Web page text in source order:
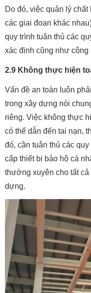
Do đó, việc quản lý
các giai đoạn khác
quy trình tuân thủ các
xác định cũng như
2.9 Không thực hiện
Vấn đề an toàn luôn
trong xây dựng nói
riêng. Việc không thực
có thể dẫn đến tai nạn,
đó, cần tuân thủ các
cấp thiết bị bảo hộ cá
thường xuyên cho tất
dựng.